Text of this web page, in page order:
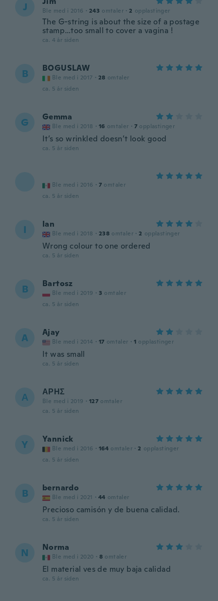
J Ble med i 2016 · 243 omtaler · 2 opplastinger
The G-string is about the size of a postage
stamp…too small to cover a vagina !
ca. 4 år siden
B BOGUSLAW
Ble med i 2017 · 28 omtaler
ca. 5 år siden
G Gemma
Ble med i 2018 · 16 omtaler · 7 opplastinger
It’s so wrinkled doesn’t look good
ca. 5 år siden
Ble med i 2016 · 7 omtaler
ca. 5 år siden
I Ian
Ble med i 2018 · 238 omtaler · 2 opplastinger
Wrong colour to one ordered
ca. 5 år siden
B Bartosz
Ble med i 2019 · 3 omtaler
ca. 5 år siden
A Ajay
Ble med i 2014 · 17 omtaler · 1 opplastinger
It was small
ca. 5 år siden
Α ΑΡΗΣ
Ble med i 2019 · 127 omtaler
ca. 5 år siden
Y Yannick
Ble med i 2016 · 164 omtaler · 2 opplastinger
ca. 5 år siden
B bernardo
Ble med i 2021 · 44 omtaler
Precioso camisón y de buena calidad.
ca. 5 år siden
N Norma
Ble med i 2020 · 8 omtaler
El material ves de muy baja calidad
ca. 5 år siden